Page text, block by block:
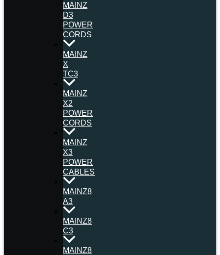
MAINZ
D3
POWER
CORDS
MAINZ
X
TC3
MAINZ
X2
POWER
CORDS
MAINZ
X3
POWER
CABLES
MAINZ8
A3
MAINZ8
C3
MAINZ8